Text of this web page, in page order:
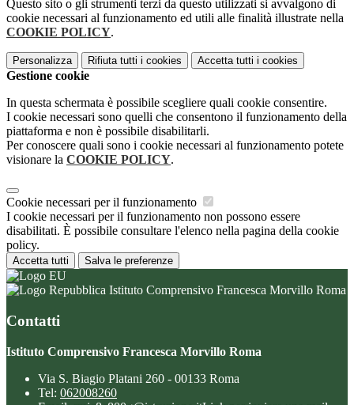
Questo sito o gli strumenti terzi da questo utilizzati si avvalgono di
cookie necessari al funzionamento ed utili alle finalità illustrate nella
COOKIE POLICY.
Personalizza Rifiuta tutti i cookies Accetta tutti i cookies
Gestione cookie
In questa schermata è possibile scegliere quali cookie consentire.
I cookie necessari sono quelli che consentono il funzionamento della
piattaforma e non è possibile disabilitarli.
Per conoscere quali sono i cookie necessari al funzionamento potete
visionare la COOKIE POLICY.
Cookie necessari per il funzionamento
I cookie necessari per il funzionamento non possono essere
disabilitati. È possibile consultare l'elenco nella pagina della cookie
policy.
Accetta tutti Salva le preferenze
Istituto Comprensivo Francesca Morvillo Roma
Contatti
Istituto Comprensivo Francesca Morvillo Roma
Via S. Biagio Platani 260 - 00133 Roma
Tel: 062008260